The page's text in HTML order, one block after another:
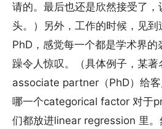
请的。最后也还是欣然接受了
头。）另外，工作的时候，见
PhD，感觉每一个都是学术界
躁令人惊叹。（具体例子，某著
associate partner（PhD）给
哪一个categorical factor 对于
们都放进linear regression 里。